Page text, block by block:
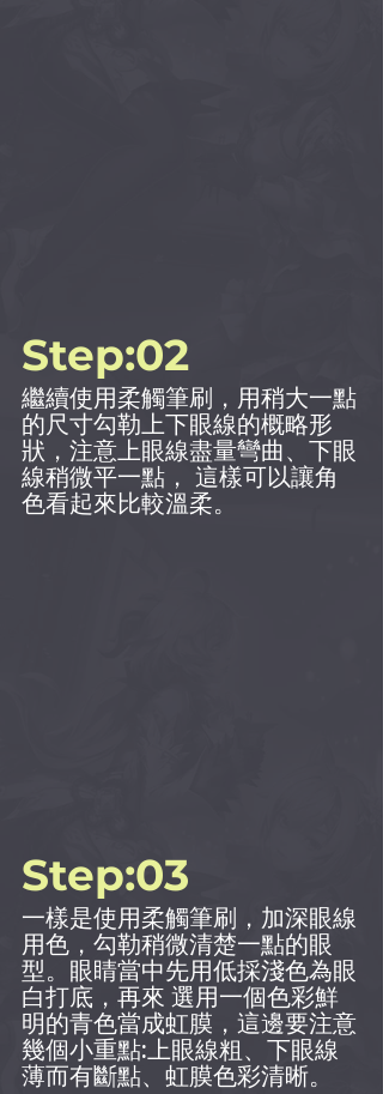
Step:02
繼續使用柔觸筆刷，用稍大一點
的尺寸勾勒上下眼線的概略形
狀，注意上眼線盡量彎曲、下眼
線稍微平一點， 這樣可以讓角
色看起來比較溫柔。
Step:03
一樣是使用柔觸筆刷，加深眼線
用色，勾勒稍微清楚一點的眼
型。眼睛當中先用低採淺色為眼
白打底，再來 選用一個色彩鮮
明的青色當成虹膜，這邊要注意
幾個小重點:上眼線粗、下眼線
薄而有斷點、虹膜色彩清晰。